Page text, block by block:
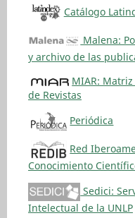
Catálogo
Malena:
y archivo de las
MIAR:
de Revistas
Periódica
Red
Conocimiento
Sedici:
Intelectual de la UNLP